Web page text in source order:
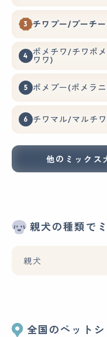
チワプー/プーチ
ポメチワ/チワポ
ワワ)
ポメプー(ポメラ
チワマル/マルチ
他のミックス
親犬の種類で
全国のペット